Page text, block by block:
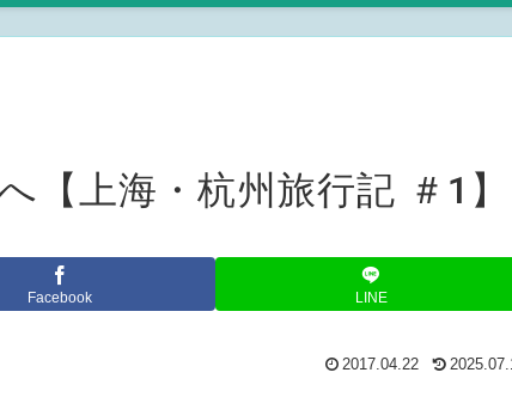
【上海・杭州旅行記 ＃1】
Facebook LINE
2017.04.22